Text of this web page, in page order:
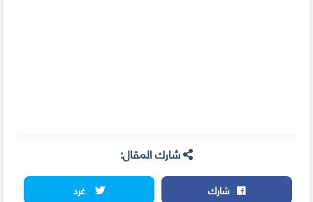
شارك المقال:
شارك
غرد